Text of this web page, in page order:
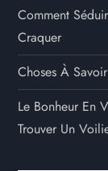
Comment
Craquer
Choses À
Le Bonheur En
Trouver Un